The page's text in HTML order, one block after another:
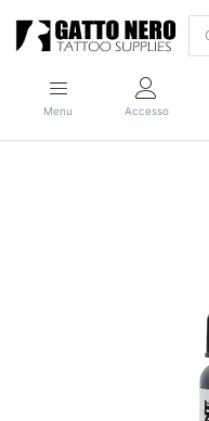
Menu Accesso